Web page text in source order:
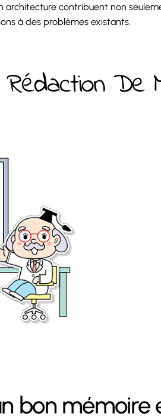
contribuent non
à des problèmes existants.
Rédaction De
bon mémoire